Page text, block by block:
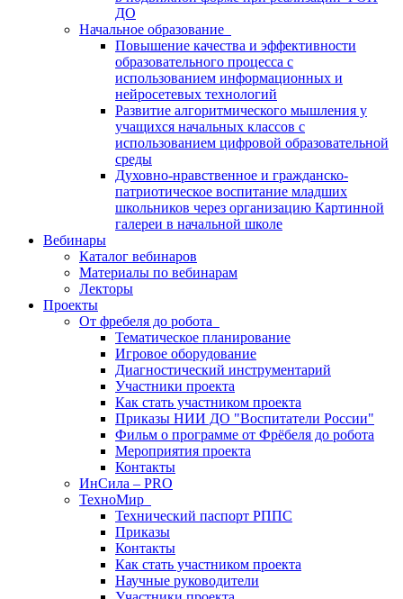
ДО
Начальное образование
Повышение качества и эффективности
образовательного процесса с
использованием информационных и
нейросетевых технологий
Развитие алгоритмического мышления у
учащихся начальных классов с
использованием цифровой образовательной
среды
Духовно-нравственное и гражданско-
патриотическое воспитание младших
школьников через организацию Картинной
галереи в начальной школе
Вебинары
Каталог вебинаров
Материалы по вебинарам
Лекторы
Проекты
От фребеля до робота
Тематическое планирование
Игровое оборудование
Диагностический инструментарий
Участники проекта
Как стать участником проекта
Приказы НИИ ДО "Воспитатели России"
Фильм о программе от Фрёбеля до робота
Мероприятия проекта
Контакты
ИнСила – PRO
ТехноМир
Технический паспорт РППС
Приказы
Контакты
Как стать участником проекта
Научные руководители